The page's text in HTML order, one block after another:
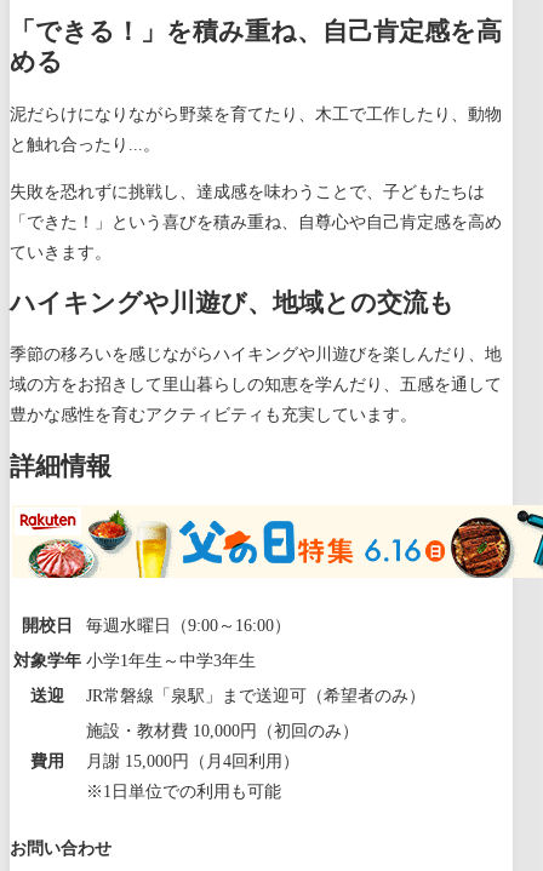
「できる！」を積み重ね、自己肯定感を高
める
泥だらけになりながら野菜を育てたり、木工で工作したり、動物
と触れ合ったり...。
失敗を恐れずに挑戦し、達成感を味わうことで、子どもたちは
「できた！」という喜びを積み重ね、自尊心や自己肯定感を高め
ていきます。
ハイキングや川遊び、地域との交流も
季節の移ろいを感じながらハイキングや川遊びを楽しんだり、地
域の方をお招きして里山暮らしの知恵を学んだり、五感を通して
豊かな感性を育むアクティビティも充実しています。
詳細情報
開校日
毎週水曜日（9:00～16:00）
対象学年 小学1年生～中学3年生
送迎
JR常磐線「泉駅」まで送迎可（希望者のみ）
費用
施設・教材費 10,000円（初回のみ）
月謝 15,000円（月4回利用）
※1日単位での利用も可能
お問い合わせ